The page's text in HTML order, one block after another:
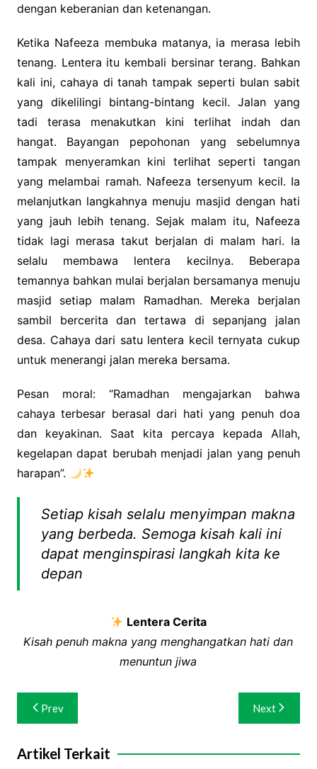
dengan keberanian dan ketenangan.
Ketika Nafeeza membuka matanya, ia merasa lebih
tenang. Lentera itu kembali bersinar terang. Bahkan
kali ini, cahaya di tanah tampak seperti bulan sabit
yang dikelilingi bintang-bintang kecil. Jalan yang
tadi terasa menakutkan kini terlihat indah dan
hangat. Bayangan pepohonan yang sebelumnya
tampak menyeramkan kini terlihat seperti tangan
yang melambai ramah. Nafeeza tersenyum kecil. Ia
melanjutkan langkahnya menuju masjid dengan hati
yang jauh lebih tenang. Sejak malam itu, Nafeeza
tidak lagi merasa takut berjalan di malam hari. Ia
selalu membawa lentera kecilnya. Beberapa
temannya bahkan mulai berjalan bersamanya menuju
masjid setiap malam Ramadhan. Mereka berjalan
sambil bercerita dan tertawa di sepanjang jalan
desa. Cahaya dari satu lentera kecil ternyata cukup
untuk menerangi jalan mereka bersama.
Pesan moral: “Ramadhan mengajarkan bahwa
cahaya terbesar berasal dari hati yang penuh doa
dan keyakinan. Saat kita percaya kepada Allah,
kegelapan dapat berubah menjadi jalan yang penuh
harapan”.
Setiap kisah selalu menyimpan makna
yang berbeda. Semoga kisah kali ini
dapat menginspirasi langkah kita ke
depan
Lentera Cerita
Kisah penuh makna yang menghangatkan hati dan
menuntun jiwa
Navigasi
pos
Prev Next
Artikel Terkait